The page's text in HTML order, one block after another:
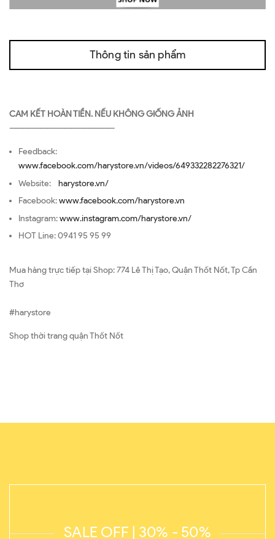
Thông tin sản phẩm
CAM KẾT HOÀN TIỀN. NẾU KHÔNG GIỐNG ẢNH
—————————————————
Feedback:
www.facebook.com/harystore.vn/videos/649332282276321/
Website: harystore.vn/
Facebook:www.facebook.com/harystore.vn
Instagram:www.instagram.com/harystore.vn/
HOT Line: 0941 95 95 99
Mua hàng trực tiếp tại Shop: 774 Lê Thị Tạo, Quận Thốt Nốt, Tp Cần
Thơ
#harystore
Shop thời trang quận Thốt Nốt
SALE OFF | 30% - 50%